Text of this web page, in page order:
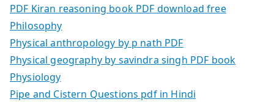
PDF Kiran reasoning book PDF download free
Philosophy
Physical anthropology by p nath PDF
Physical geography by savindra singh PDF book
Physiology
Pipe and Cistern Questions pdf in Hindi